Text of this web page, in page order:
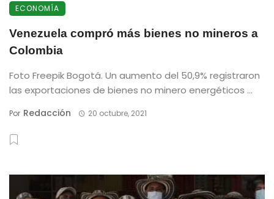
ECONOMÍA
Venezuela compró más bienes no mineros a
Colombia
Foto Freepik Bogotá. Un aumento del 50,9% registraron
las exportaciones de bienes no minero energéticos ...
Por Redacción 20 octubre, 2021